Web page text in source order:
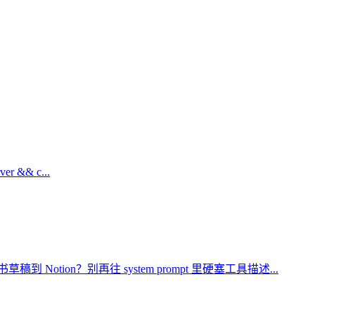
&& c...
稿到 Notion？别再往 system prompt 里硬塞工具描述...